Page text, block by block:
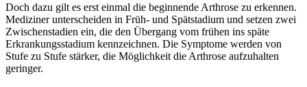
Doch dazu gilt es erst einmal die beginnende Arthrose zu erkennen.
Mediziner unterscheiden in Früh- und Spätstadium und setzen zwei
Zwischenstadien ein, die den Übergang vom frühen ins späte
Erkrankungsstadium kennzeichnen. Die Symptome werden von
Stufe zu Stufe stärker, die Möglichkeit die Arthrose aufzuhalten
geringer.